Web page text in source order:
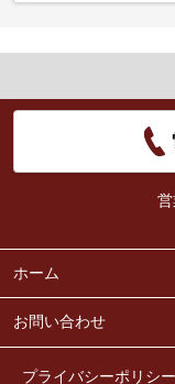
営
ホーム
お問い合わせ
プライバシーポリシー